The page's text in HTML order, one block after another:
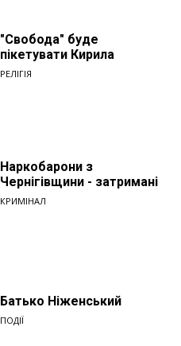
"Свобода" буде
пікетувати Кирила
РЕЛІГІЯ
Наркобарони з
Чернігівщини - затримані
КРИМІНАЛ
Батько Ніженський
ПОДІЇ